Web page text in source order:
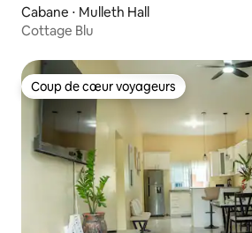
Cabane ⋅ Mulleth Hall
Cottage Blu
Coup de cœur voyageurs
Coup de cœur voyageurs